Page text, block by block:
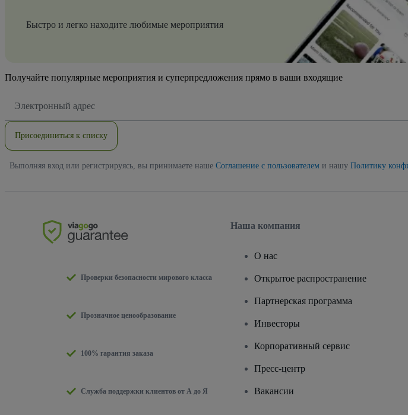
Быстро и легко находите любимые мероприятия
Получайте популярные мероприятия и суперпредложения прямо в ваши входящие
электронной
Присоединиться к списку
Выполняя вход или регистрируясь, вы принимаете наше Соглашение с пользователем и нашу Политику
Проверки безопасности мирового класса
Прозначное ценообразование
100% гарантия заказа
Служба поддержки клиентов от А до Я
Наша компания
О нас
Открытое распространение
Партнерская программа
Инвесторы
Корпоративный сервис
Пресс-центр
Вакансии